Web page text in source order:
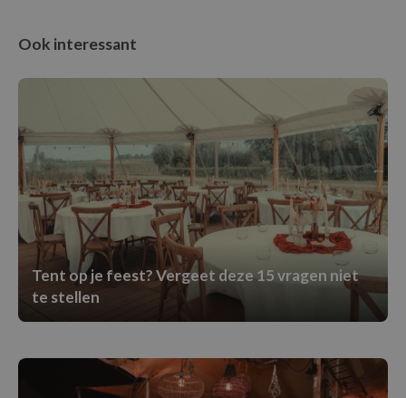
Ook interessant
Tent op je feest? Vergeet deze 15 vragen niet
te stellen